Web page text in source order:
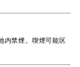
内禁煙。喫煙可能区